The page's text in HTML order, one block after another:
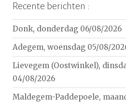
Recente berichten :
Donk, donderdag 06/08/2026
Adegem, woensdag 05/08/
Lievegem (Oostwinkel),
04/08/2026
Maldegem-Paddepoele,